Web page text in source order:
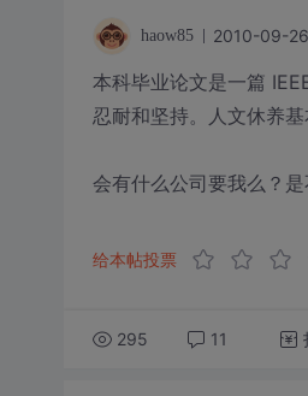
haow85 2010-09-
本科毕业论文是一篇
忍耐和坚持。人文休养
会有什么公司要我么？
给本帖投票
295 11